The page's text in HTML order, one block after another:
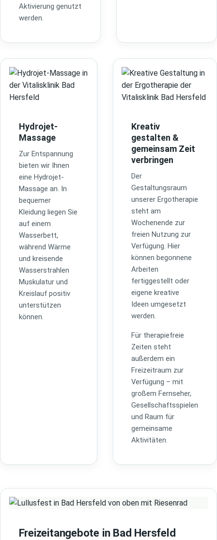
Aktivierung genutzt
werden.
Hydrojet-
Massage
Zur Entspannung
bieten wir Ihnen
eine Hydrojet-
Massage an. In
bequemer
Kleidung liegen Sie
auf einem
Wasserbett,
während Wärme
und kreisende
Wasserstrahlen
Muskulatur und
Kreislauf positiv
unterstützen
können.
Kreativ
gestalten &
gemeinsam Zeit
verbringen
Der
Gestaltungsraum
unserer Ergotherapie
steht am
Wochenende zur
freien Nutzung zur
Verfügung. Hier
können begonnene
Arbeiten
fertiggestellt oder
eigene kreative
Ideen umgesetzt
werden.
Für therapiefreie
Zeiten steht
außerdem ein
Freizeitraum zur
Verfügung – mit
großem Fernseher,
Gesellschaftsspielen
und Raum für
gemeinsame
Aktivitäten.
Freizeitangebote in Bad Hersfeld